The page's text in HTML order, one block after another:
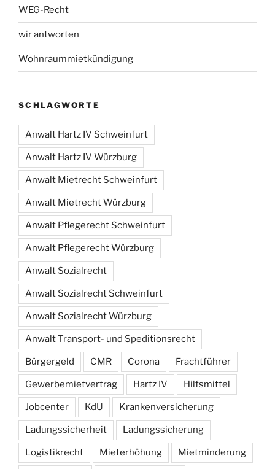
WEG-Recht
wir antworten
Wohnraummietkündigung
SCHLAGWORTE
Anwalt Hartz IV Schweinfurt
Anwalt Hartz IV Würzburg
Anwalt Mietrecht Schweinfurt
Anwalt Mietrecht Würzburg
Anwalt Pflegerecht Schweinfurt
Anwalt Pflegerecht Würzburg
Anwalt Sozialrecht
Anwalt Sozialrecht Schweinfurt
Anwalt Sozialrecht Würzburg
Anwalt Transport- und Speditionsrecht
Bürgergeld CMR Corona Frachtführer
Gewerbemietvertrag Hartz IV Hilfsmittel
Jobcenter KdU Krankenversicherung
Ladungssicherheit Ladungssicherung
Logistikrecht Mieterhöhung Mietminderung